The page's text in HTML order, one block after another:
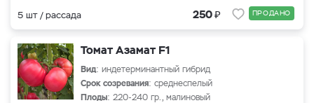
5 шт / рассада 250₽ ПРОДАНО
Томат Азамат F1
Вид: индетерминантный гибрид
Срок созревания: среднеспелый
Плоды: 220-240 гр., малиновый